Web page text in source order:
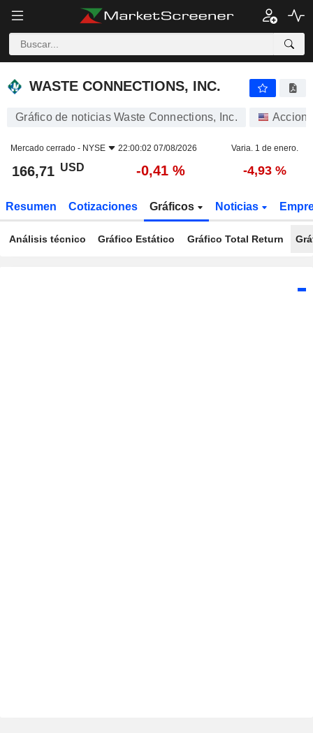
WASTE CONNECTIONS, INC.
WASTE CONNECTIONS, INC.
Gráfico de noticias Waste Connections, Inc.
Mercado cerrado - NYSE 22:00:02 07/08/2026 Varia. 1 de enero.
166,71 USD -0,41 % -4,93 %
Resumen Cotizaciones Gráficos Noticias
Análisis técnico Gráfico Estático Gráfico Total Return